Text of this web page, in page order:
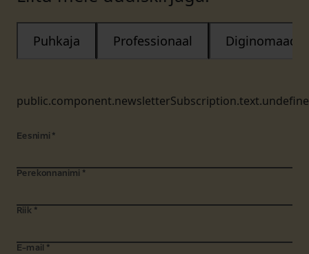
Puhkaja Professionaal Diginomaad
Eesnimi *
Perekonnanimi *
Riik *
E-mail *